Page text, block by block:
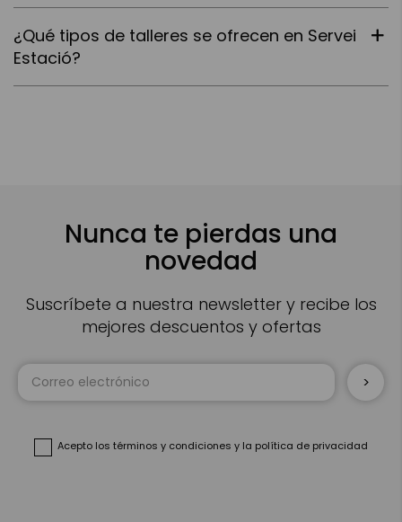
¿Qué tipos de talleres se ofrecen en Servei
Estació?
Nunca te pierdas una
novedad
Suscríbete a nuestra newsletter y recibe los
mejores descuentos y ofertas
Inscríbase
Acepto los términos y condiciones y la política de privacidad